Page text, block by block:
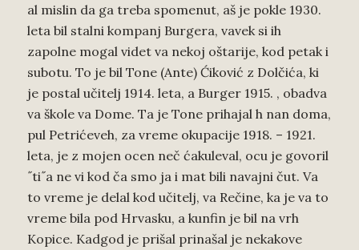
al mislin da ga treba spomenut, aš je pokle 1930.
leta bil stalni kompanj Burgera, vavek si ih
zapolne mogal videt va nekoj oštarije, kod petak i
subotu. To je bil Tone (Ante) Ćiković z Dolčića, ki
je postal učitelj 1914. leta, a Burger 1915. , obadva
va škole va Dome. Ta je Tone prihajal h nan doma,
pul Petrićeveh, za vreme okupacije 1918. – 1921.
leta, je z mojen ocen neč ćakuleval, ocu je govoril
˝ti˝a ne vi kod ča smo ja i mat bili navajni čut. Va
to vreme je delal kod učitelj, va Rečine, ka je va to
vreme bila pod Hrvasku, a kunfin je bil na vrh
Kopice. Kadgod je prišal prinašal je nekakove